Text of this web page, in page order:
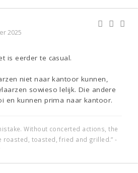
2025
is eerder te casual.
niet naar kantoor kunnen,
sowieso lelijk. Die andere
en kunnen prima naar kantoor.
Without concerted actions, the
roasted, toasted, fried and grilled.” -